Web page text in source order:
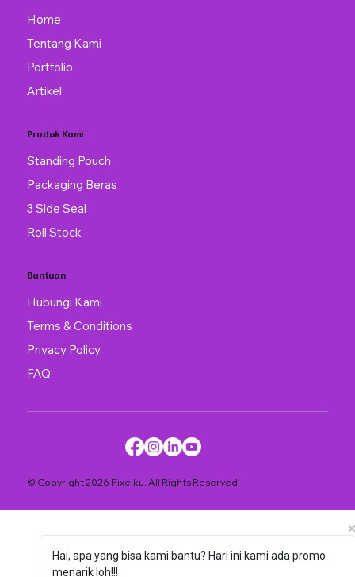
Home
Tentang Kami
Portfolio
Artikel
Produk Kami
Standing Pouch
Packaging Beras
3 Side Seal
Roll Stock
Bantuan
Hubungi Kami
Terms & Conditions
Privacy Policy
FAQ
© Copyright 2026 Pixelku. All Rights Reserved
Hai, apa yang bisa kami bantu? Hari ini kami ada promo
menarik loh!!!